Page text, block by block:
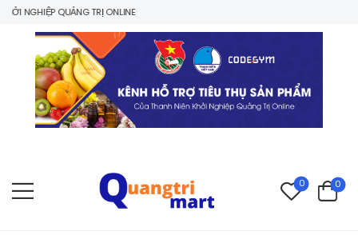
NGHIỆP QUẢNG TRỊ ONLINE
0 0